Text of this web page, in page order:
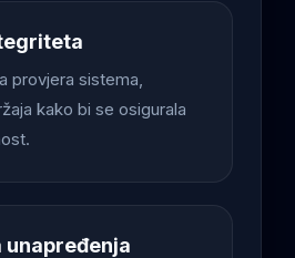
provjera sistema,
kako bi se osigurala
unapređenja